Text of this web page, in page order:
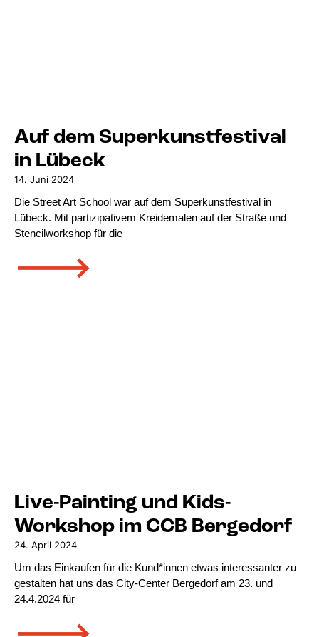
Auf dem Superkunstfestival
in Lübeck
14. Juni 2024
Die Street Art School war auf dem Superkunstfestival in
Lübeck. Mit partizipativem Kreidemalen auf der Straße und
Stencilworkshop für die
🡒
Live-Painting und Kids-
Workshop im CCB Bergedorf
24. April 2024
Um das Einkaufen für die Kund*innen etwas interessanter zu
gestalten hat uns das City-Center Bergedorf am 23. und
24.4.2024 für